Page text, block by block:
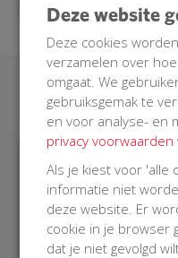
Deze website
Deze cookies
verzamelen over
omgaat. We
gebruiksgemak te
en voor analyse- en
privacy voorwaarden
Als je kiest voor 'alle
informatie niet
deze website. Er
cookie in je browser
dat je niet gevolgd